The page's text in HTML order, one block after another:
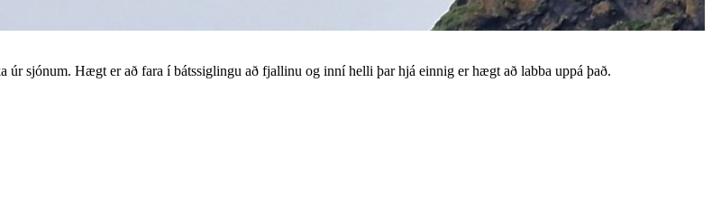
sjónum. Hægt er að fara í bátssiglingu að fjallinu og inní helli þar hjá einnig er hægt að labba uppá það.